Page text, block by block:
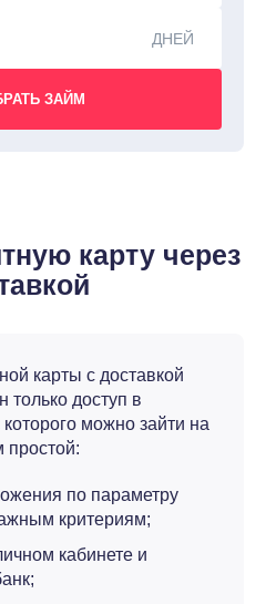
ДНЕЙ
карту через
карты с доставкой
только доступ в
можно зайти на
простой:
по параметру
критериям;
кабинете и